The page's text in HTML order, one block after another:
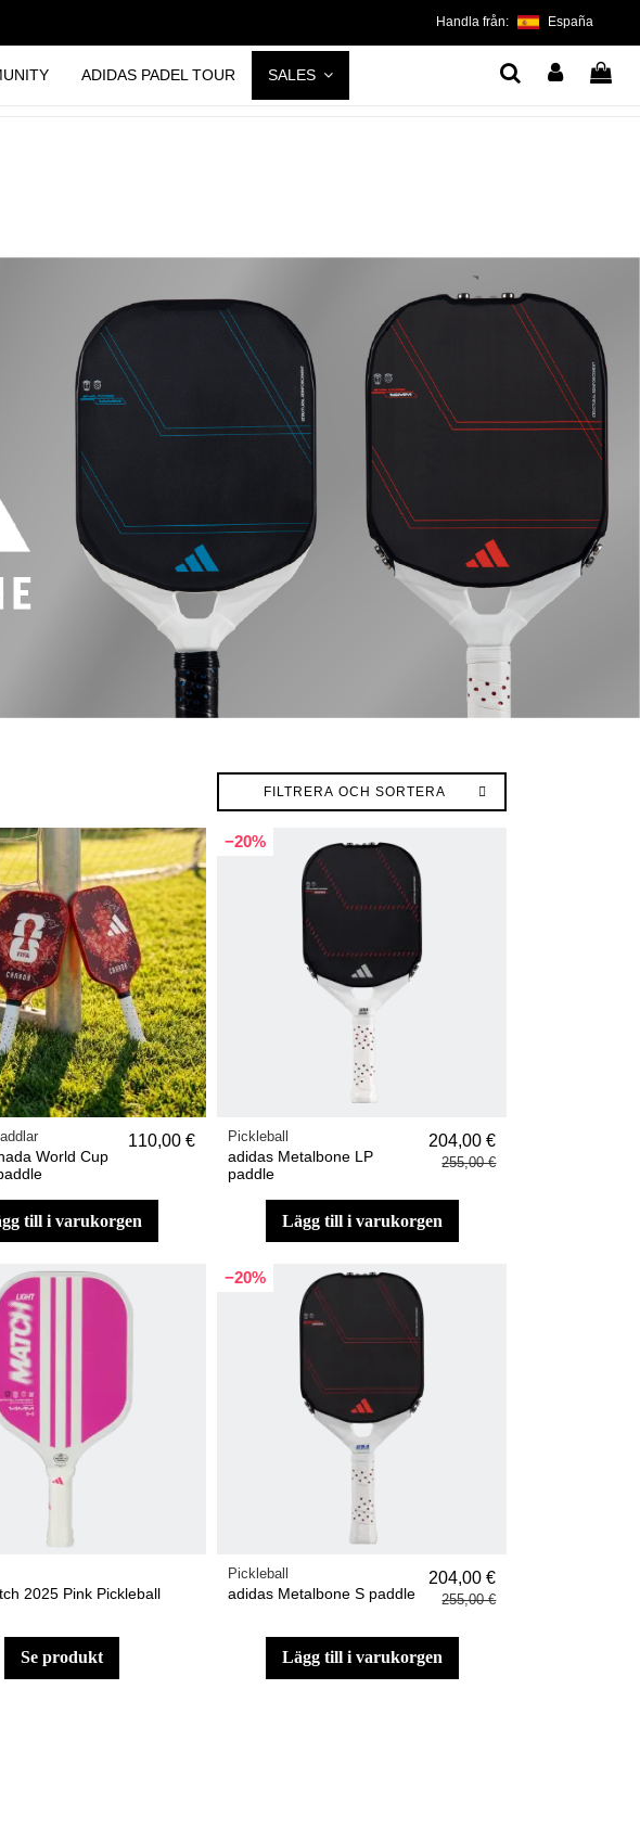
Handla från: España
ADIDAS PADEL TOUR SALES
FILTRERA OCH SORTERA
World Cup
110,00 €
till i varukorgen
−20%
Pickleball
adidas Metalbone LP
paddle
204,00 €
255,00 €
lägg till i varukorgen
2025 Pink Pickleball
se produkt
−20%
Pickleball
adidas Metalbone S paddle
204,00 €
255,00 €
lägg till i varukorgen